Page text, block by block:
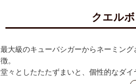
クエル
最大級のキューバシガーからネーミン
徴。
堂々としたたたずまいと、個性的なダイ